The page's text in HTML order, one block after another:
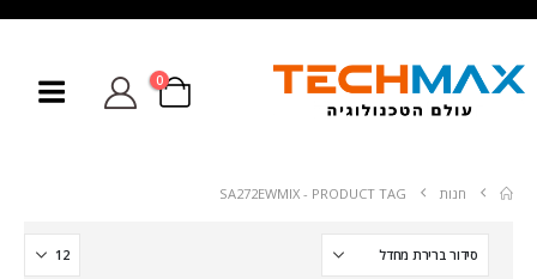
0
חנות PRODUCT TAG -
SA272EWMIX